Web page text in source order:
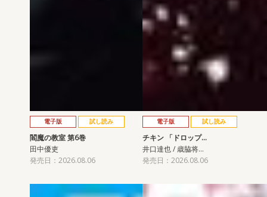
電子版 試し読み
閻魔の教室 第6巻
田中優吏
発売日：2026.08.06
電子版 試し読み
チキン 「ドロップ…
井口達也 / 歳脇将…
発売日：2026.08.06